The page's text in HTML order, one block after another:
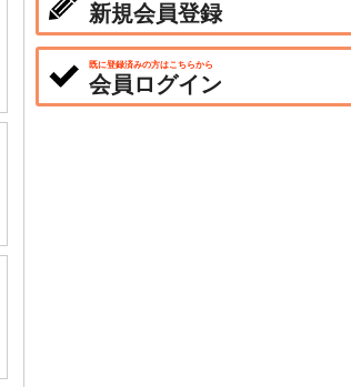
新規会員登録
既に登録済みの方はこちらから
会員ログイン